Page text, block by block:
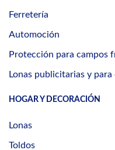
Ferretería
Automoción
Protección para campos
Lonas publicitarias y para
HOGAR Y DECORACIÓN
Lonas
Toldos